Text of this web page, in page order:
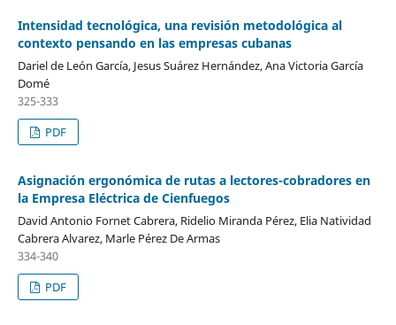
Intensidad tecnológica, una revisión metodológica al
contexto pensando en las empresas cubanas
Dariel de León García, Jesus Suárez Hernández, Ana Victoria García
Domé
325-333
PDF
Asignación ergonómica de rutas a lectores-cobradores en
la Empresa Eléctrica de Cienfuegos
David Antonio Fornet Cabrera, Ridelio Miranda Pérez, Elia Natividad
Cabrera Alvarez, Marle Pérez De Armas
334-340
PDF